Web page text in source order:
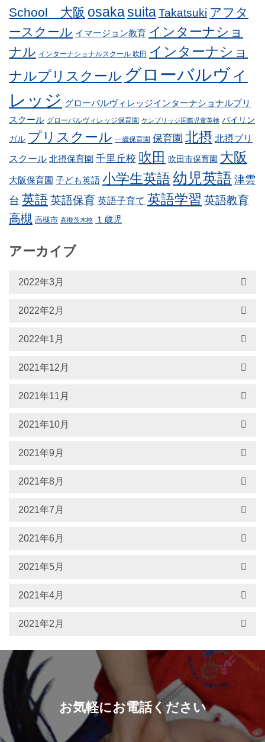
School 大阪 osakasuitaTakatsuki アフタ
ースクール イマージョン教育 インターナショ
ナル インターナショナルスクール 吹田
インターナショ
ナルプリスクール グローバルヴィ
レッジ グローバルヴィレッジインターナショナルプリ
スクール グローバルヴィレッジ保育園 ケンブリッジ国際児童英検 バイリン
ガル プリスクール 一歳保育園 保育園 北摂 北摂プリ
スクール 北摂保育園 千里丘校 吹田 吹田市保育園 大阪
大阪保育園 子ども英語 小学生英語幼児英語 津雲
台 英語英語保育 英語子育て 英語学習 英語教育
高槻 高槻市 高槻茨木校 １歳児
アーカイブ
2022年3月
2022年2月
2022年1月
2021年12月
2021年11月
2021年10月
2021年9月
2021年8月
2021年7月
2021年6月
2021年5月
2021年4月
2021年2月
お気軽にお電話ください